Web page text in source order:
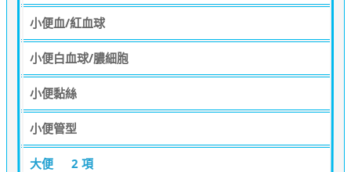
小便血/紅血球
小便白血球/膿細胞
小便黏絲
小便管型
大便 2 項